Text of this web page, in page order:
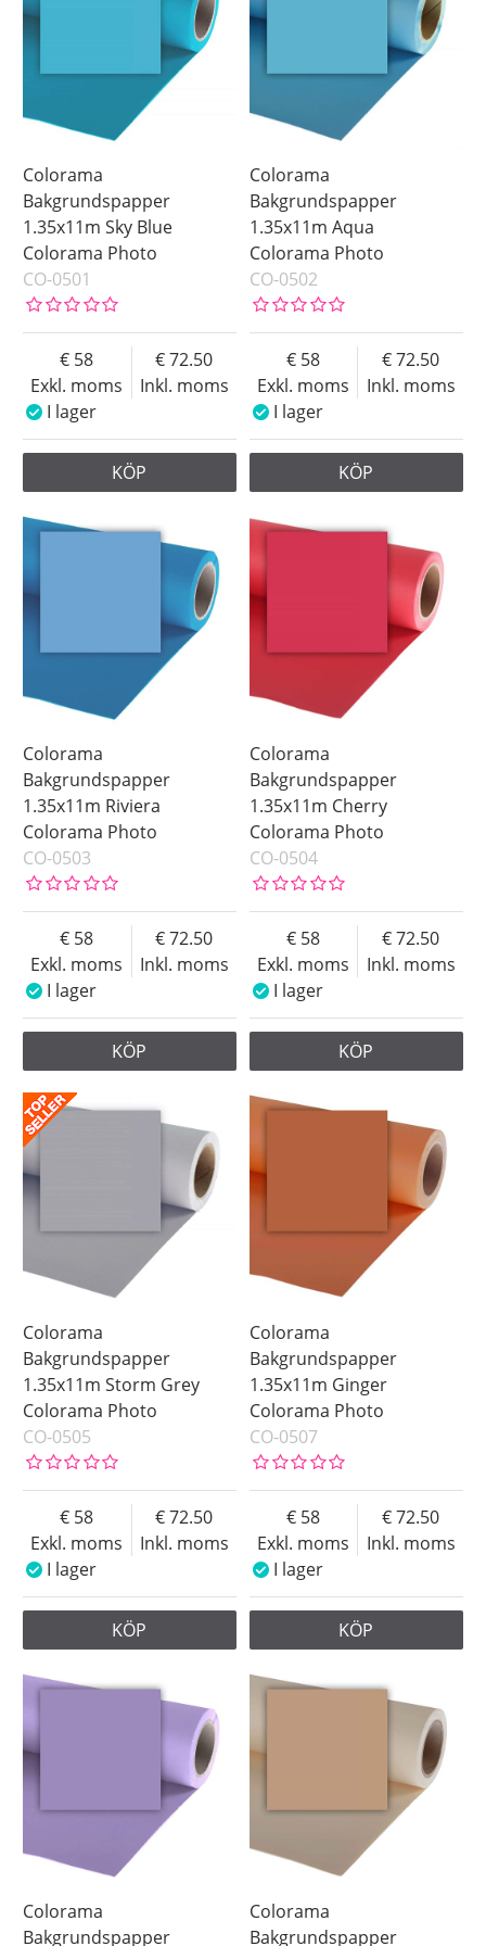
Green
Green Screen
Grey
Lilac
Orange
Pink
Red
White
Yellow
Colorama
Bakgrundspapper
1.35x11m Sky Blue
Colorama Photo
CO-0501
Exkl. moms
58
Inkl. moms
72.50
I lager
KÖP
Colorama
Bakgrundspapper
1.35x11m Aqua
Colorama Photo
CO-0502
Exkl. moms
58
Inkl. moms
72.50
I lager
KÖP
Colorama
Bakgrundspapper
1.35x11m Riviera
Colorama Photo
CO-0503
Exkl. moms
58
Inkl. moms
72.50
I lager
KÖP
Colorama
Bakgrundspapper
1.35x11m Cherry
Colorama Photo
CO-0504
Exkl. moms
58
Inkl. moms
72.50
I lager
KÖP
Colorama
Bakgrundspapper
1.35x11m Storm Grey
Colorama Photo
CO-0505
Exkl. moms
58
Inkl. moms
72.50
I lager
KÖP
Colorama
Bakgrundspapper
1.35x11m Ginger
Colorama Photo
CO-0507
Exkl. moms
58
Inkl. moms
72.50
I lager
KÖP
Colorama
Bakgrundspapper
Colorama
Bakgrundspapper